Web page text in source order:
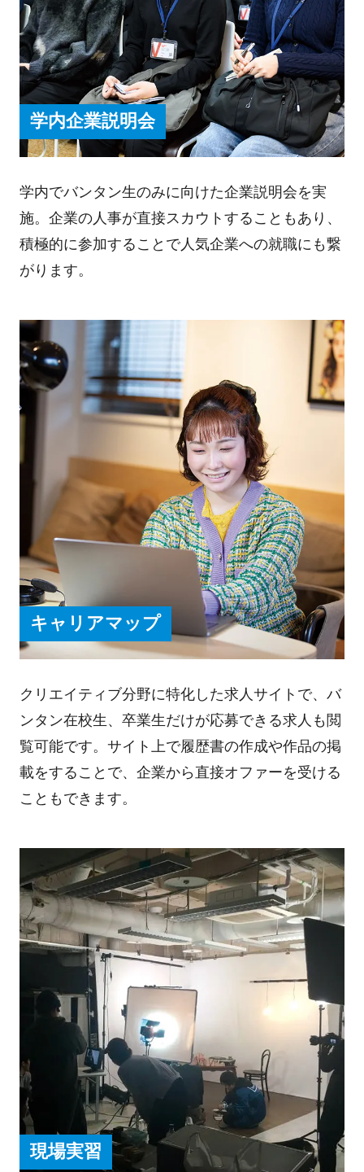
学内企業説明会
学内でバンタン生のみに向けた企業説明会を実
施。企業の人事が直接スカウトすることもあり、
積極的に参加することで人気企業への就職にも繋
がります。
キャリアマップ
クリエイティブ分野に特化した求人サイトで、バ
ンタン在校生、卒業生だけが応募できる求人も閲
覧可能です。サイト上で履歴書の作成や作品の掲
載をすることで、企業から直接オファーを受ける
こともできます。
現場実習